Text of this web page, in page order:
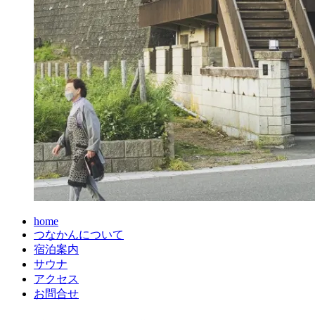
home
つなかんについて
宿泊案内
サウナ
アクセス
お問合せ